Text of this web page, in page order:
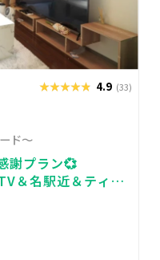
★★★★★
★★★★★ 4.9 (33)
ド～
謝プラン💞
＆名駅近＆ティフ
ト&女子会